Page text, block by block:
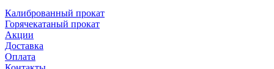
Калиброванный прокат
Горячекатаный прокат
Акции
Доставка
Оплата